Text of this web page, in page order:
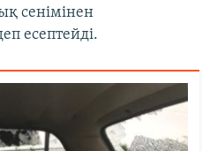
сенімінен
есептейді.